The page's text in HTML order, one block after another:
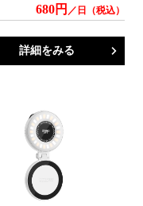
680円 ／日（税込）
詳細をみる